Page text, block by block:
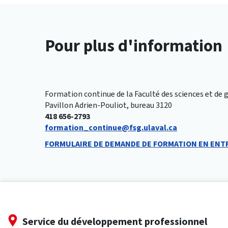
Pour plus d'information
Formation continue de la Faculté des sciences et de
Pavillon Adrien-Pouliot, bureau 3120
418 656-2793
formation_continue@fsg.ulaval.ca
FORMULAIRE DE DEMANDE DE FORMATION EN
Service du développement professionnel